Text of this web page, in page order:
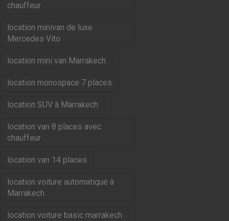
chauffeur
location minivan de luxe
Mercedes Vito
location mini van Marrakech
location monospace 7 places
location SUV à Marrakech
location van 8 places avec
chauffeur
location van 14 places
location voiture automatique à
Marrakech
location voiture basic marrakech